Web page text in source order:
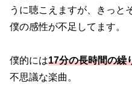
うに聴こえますが、きっと
僕の感性が不足してます。
僕的には17分の長時間の繰
不思議な楽曲。